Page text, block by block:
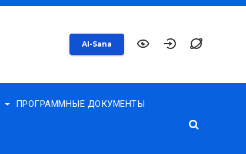
AI-Sana
ПРОГРАММНЫЕ ДОКУМЕНТЫ